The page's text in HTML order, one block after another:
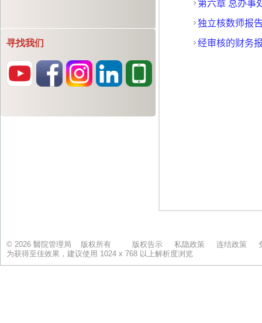
寻找我们
© 2026 醫院管理局 版权所有 版权告示 私隐政策 连结政策
为获得至佳效果，建议使用 1024 x 768 以上解析度浏览